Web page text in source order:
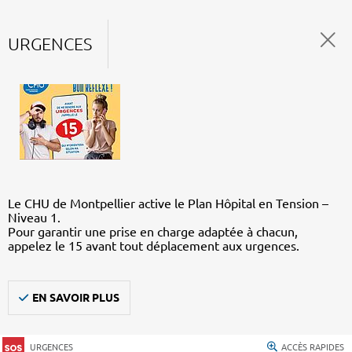
URGENCES
Le CHU de Montpellier active le Plan Hôpital en Tension –
Niveau 1.
Pour garantir une prise en charge adaptée à chacun,
appelez le 15 avant tout déplacement aux urgences.
EN SAVOIR PLUS
URGENCES ACCÈS RAPIDES